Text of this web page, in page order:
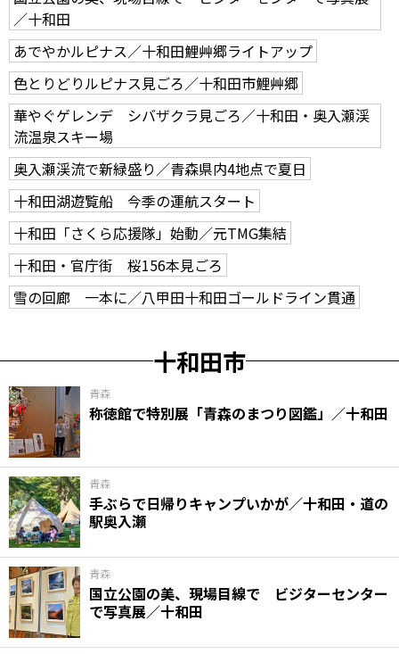
／十和田
あでやかルピナス／十和田鯉艸郷ライトアップ
色とりどりルピナス見ごろ／十和田市鯉艸郷
華やぐゲレンデ シバザクラ見ごろ／十和田・奥入瀬渓
流温泉スキー場
奥入瀬渓流で新緑盛り／青森県内4地点で夏日
十和田湖遊覧船 今季の運航スタート
十和田「さくら応援隊」始動／元TMG集結
十和田・官庁街 桜156本見ごろ
雪の回廊 一本に／八甲田十和田ゴールドライン貫通
十和田市
青森
称徳館で特別展「青森のまつり図鑑」／十和田
青森
手ぶらで日帰りキャンプいかが／十和田・道の
駅奥入瀬
青森
国立公園の美、現場目線で ビジターセンター
で写真展／十和田